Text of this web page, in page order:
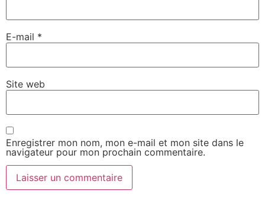
E-mail *
Site web
Enregistrer mon nom, mon e-mail et mon site dans le
navigateur pour mon prochain commentaire.